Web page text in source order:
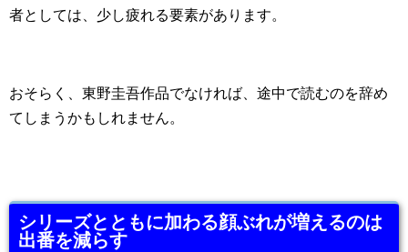
者としては、少し疲れる要素があります。
おそらく、東野圭吾作品でなければ、途中で読むのを辞め
てしまうかもしれません。
シリーズとともに加わる顔ぶれが増えるのは
出番を減らす